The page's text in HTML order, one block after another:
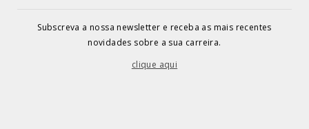
Subscreva a nossa newsletter e receba as mais recentes
novidades sobre a sua carreira.
clique aqui